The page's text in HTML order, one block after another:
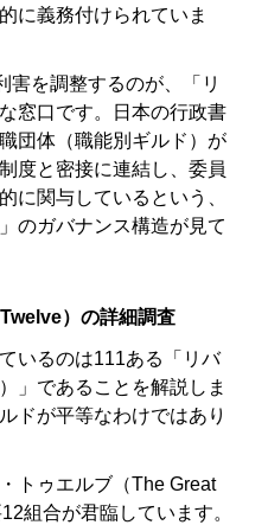
に義務付けられていま
害を調整するのが、「リ
窓口です。日本の行政書
団体（職能別ギルド）が
度と密接に連結し、委員
に関与しているという、
のガバナンス構造が見て
）の詳細調査
いるのは111ある「リバ
」であることを解説しま
ドが平等なわけではあり
トゥエルブ（The Great
組合が君臨しています。